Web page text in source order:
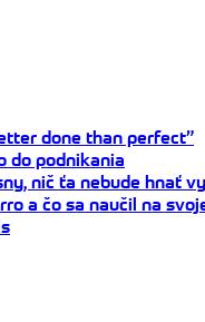
done than perfect”
do podnikania
nič ťa nebude hnať
a čo sa naučil na